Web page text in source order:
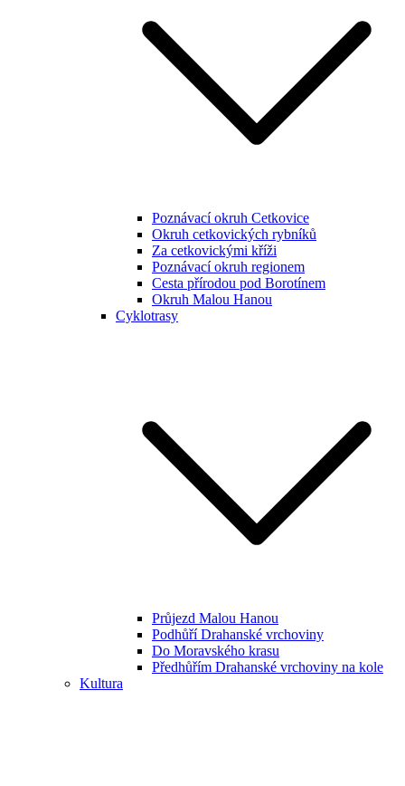
Poznávací okruh Cetkovice
Okruh cetkovických rybníků
Za cetkovickými kříži
Poznávací okruh regionem
Cesta přírodou pod Borotínem
Okruh Malou Hanou
Cyklotrasy
Průjezd Malou Hanou
Podhůří Drahanské vrchoviny
Do Moravského krasu
Předhůřím Drahanské vrchoviny na kole
Kultura